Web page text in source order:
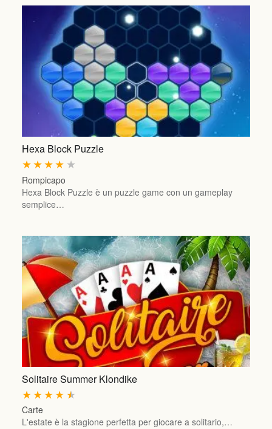
Hexa Block Puzzle
★
★
★
★
★
Rompicapo
Hexa Block Puzzle è un puzzle game con un gameplay
semplice…
Solitaire Summer Klondike
★
★
★
★
★
Carte
L'estate è la stagione perfetta per giocare a solitario,…